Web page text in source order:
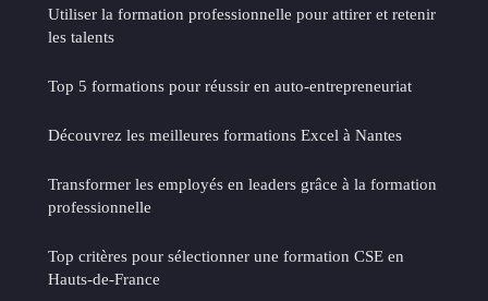
Utiliser la formation professionnelle pour attirer et retenir
les talents
Top 5 formations pour réussir en auto-entrepreneuriat
Découvrez les meilleures formations Excel à Nantes
Transformer les employés en leaders grâce à la formation
professionnelle
Top critères pour sélectionner une formation CSE en
Hauts-de-France